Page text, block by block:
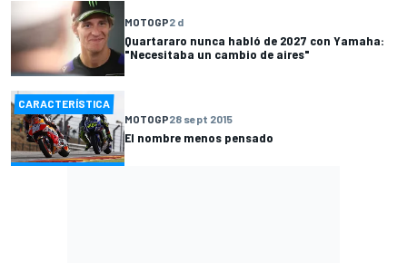
MOTOGP2 d
Quartararo nunca habló de 2027 con Yamaha:
"Necesitaba un cambio de aires"
CARACTERÍSTICA
MOTOGP28 sept 2015
El nombre menos pensado